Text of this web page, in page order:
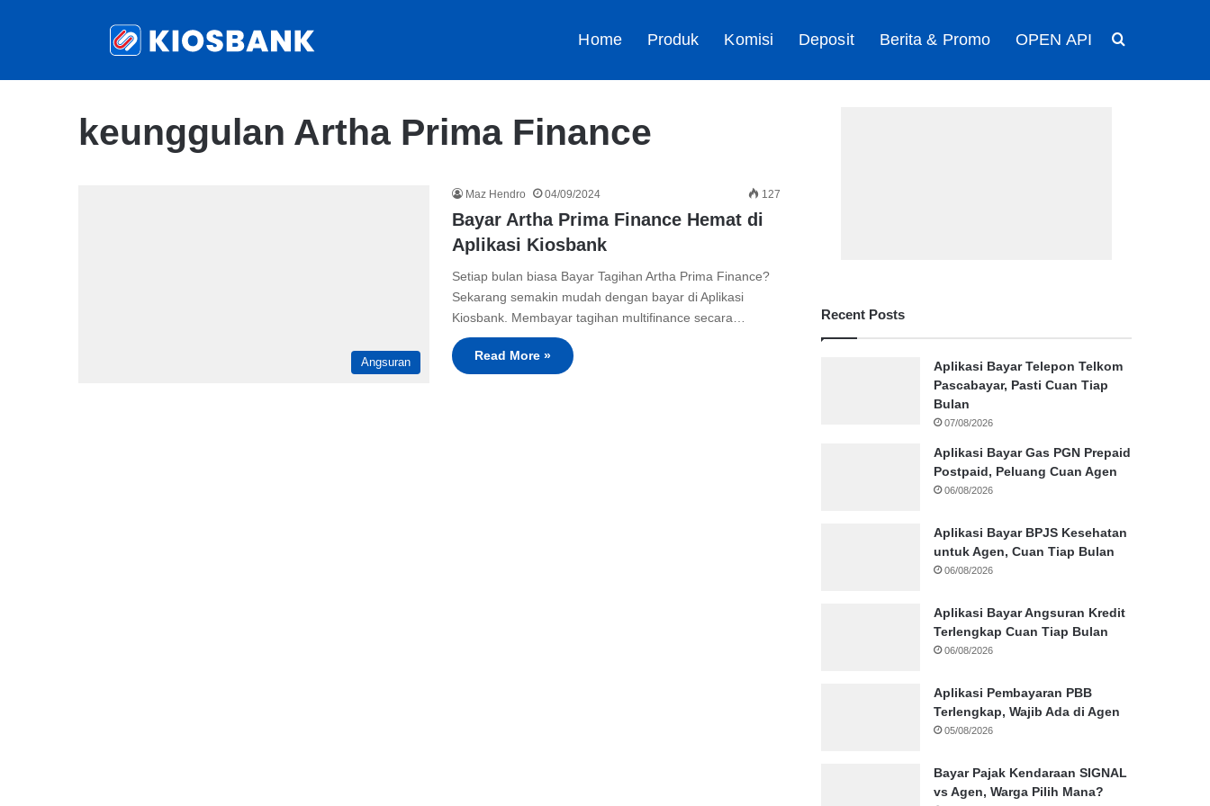
Home Produk Komisi Deposit Berita & Promo OPEN API
keunggulan Artha Prima Finance
Angsuran
Maz Hendro 04/09/2024 127
Bayar Artha Prima Finance Hemat di
Aplikasi Kiosbank
Setiap bulan biasa Bayar Tagihan Artha Prima Finance?
Sekarang semakin mudah dengan bayar di Aplikasi
Kiosbank. Membayar tagihan multifinance secara…
Read More »
Recent Posts
Aplikasi Bayar Telepon Telkom
Pascabayar, Pasti Cuan Tiap
Bulan
07/08/2026
Aplikasi Bayar Gas PGN Prepaid
Postpaid, Peluang Cuan Agen
06/08/2026
Aplikasi Bayar BPJS Kesehatan
untuk Agen, Cuan Tiap Bulan
06/08/2026
Aplikasi Bayar Angsuran Kredit
Terlengkap Cuan Tiap Bulan
06/08/2026
Aplikasi Pembayaran PBB
Terlengkap, Wajib Ada di Agen
05/08/2026
Bayar Pajak Kendaraan SIGNAL
vs Agen, Warga Pilih Mana?